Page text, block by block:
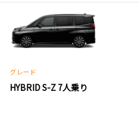
グレード
HYBRID S-Z 7人乗り